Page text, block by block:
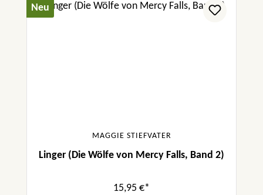
Neu
MAGGIE STIEFVATER
Linger (Die Wölfe von Mercy Falls, Band 2)
15,95 €*